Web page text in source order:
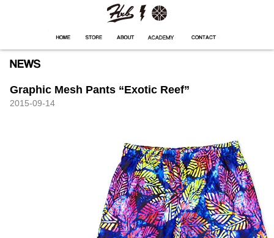
Graphic Mesh Pants “Exotic Reef”
2015-09-14